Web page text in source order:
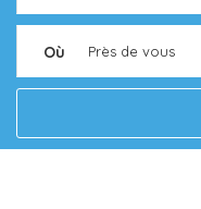
Où Près de vous